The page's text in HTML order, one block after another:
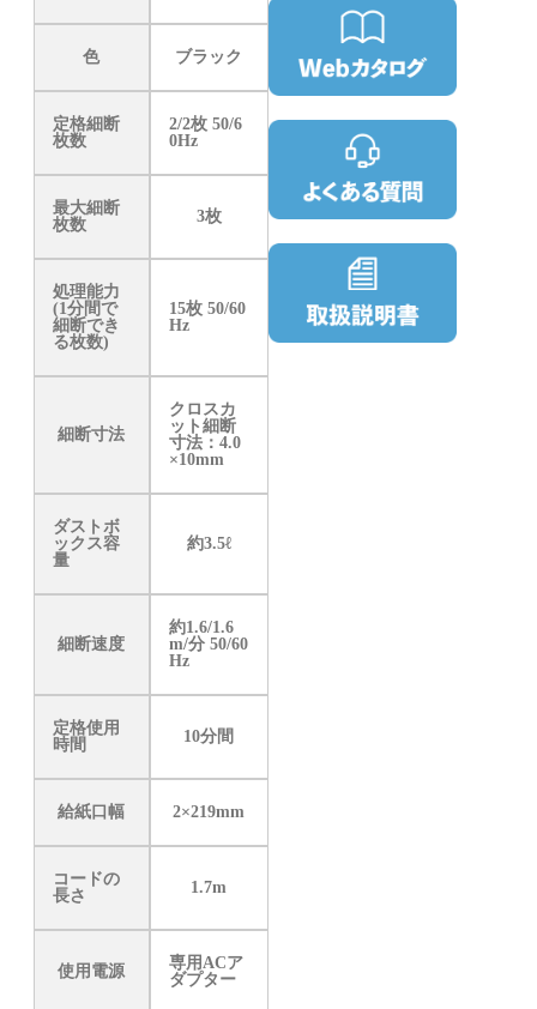
色 ブラック
定格細断
枚数
2/2枚 50/6
0Hz
最大細断
枚数
3枚
処理能力
(1分間で
細断でき
る枚数)
15枚 50/60
Hz
細断寸法
クロスカ
ット細断
寸法：4.0
×10mm
ダストボ
ックス容
量
約3.5ℓ
細断速度
約1.6/1.6
m/分 50/60
Hz
定格使用
時間
10分間
給紙口幅 2×219mm
コードの
長さ
1.7m
使用電源
専用ACア
ダプター